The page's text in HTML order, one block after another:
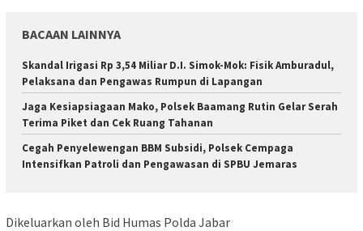
BACAAN LAINNYA
Skandal Irigasi Rp 3,54 Miliar D.I. Simok-Mok: Fisik Amburadul,
Pelaksana dan Pengawas Rumpun di Lapangan
Jaga Kesiapsiagaan Mako, Polsek Baamang Rutin Gelar Serah
Terima Piket dan Cek Ruang Tahanan
Cegah Penyelewengan BBM Subsidi, Polsek Cempaga
Intensifkan Patroli dan Pengawasan di SPBU Jemaras
Dikeluarkan oleh Bid Humas Polda Jabar